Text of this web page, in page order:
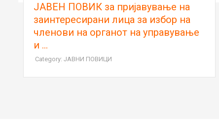
ЈАВЕН ПОВИК за пријавување на
заинтересирани лица за избор на
членови на органот на управување
и ...
Category: ЈАВНИ ПОВИЦИ